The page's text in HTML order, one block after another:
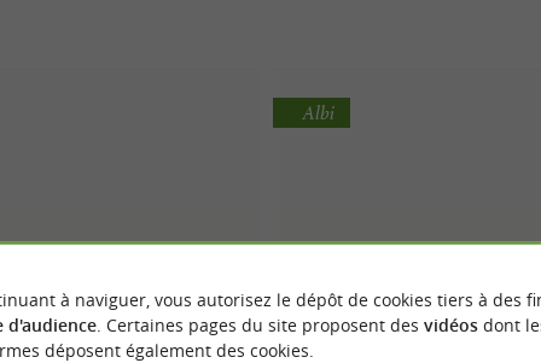
DEVRED 1902 Jules
Albi
à naviguer, vous autorisez le dépôt de cookies tiers à des
d'audience. Certaines pages du site proposent des vidéosdont
déposent également des cookies.